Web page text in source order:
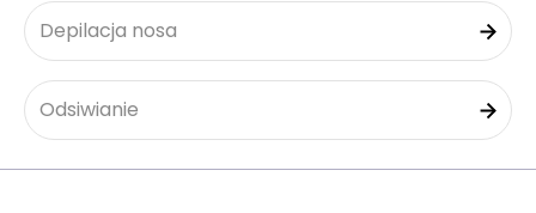
Depilacja nosa
Odsiwianie